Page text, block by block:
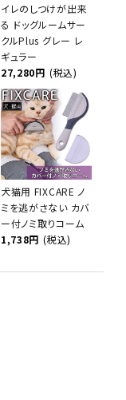
イレのしつけが出来
る ドッグルームサー
クルPlus グレー レ
ギュラー
27,280円 (税込)
犬猫用 FIXCARE ノ
ミを逃がさない カバ
ー付ノミ取りコーム
1,738円 (税込)